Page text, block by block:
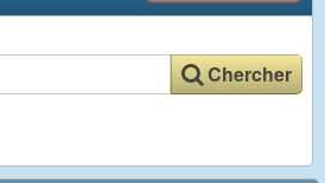
Rechercher une classe
Chercher